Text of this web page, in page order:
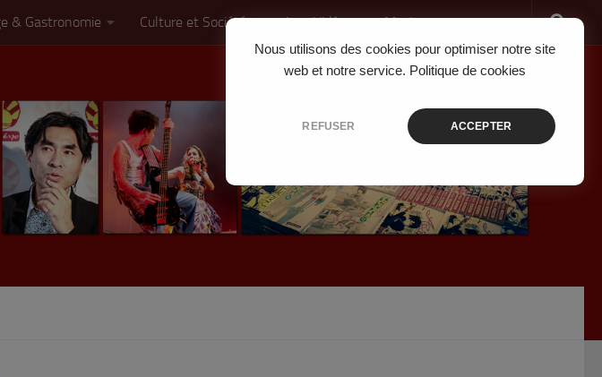
Nous utilisons des cookies pour optimiser notre site
web et notre service. Politique de cookies
REFUSER ACCEPTER
& Gastronomie Culture et Société Jeux Vidéo Musique